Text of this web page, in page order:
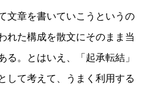
文章を書いていこうというの
れた構成を散文にそのまま当
る。とはいえ、「起承転結」
して考えて、うまく利用する